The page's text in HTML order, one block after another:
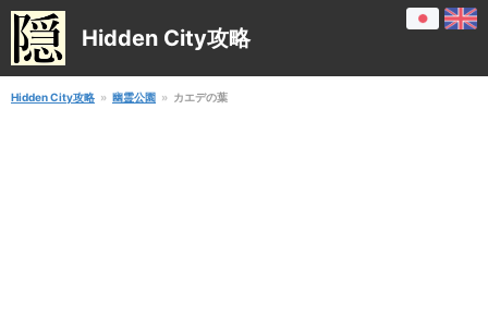
Hidden City攻略
Hidden City攻略 幽霊公園 カエデの葉